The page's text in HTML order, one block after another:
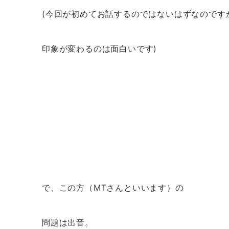
(今回が初めてお話するのではないはずなのです
印象が変わるのは面白いです)
で、この方（MTさんといいます）の
問題は出音。